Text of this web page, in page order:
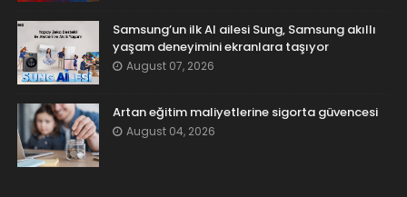
Samsung’un ilk AI ailesi Sung, Samsung akıllı
yaşam deneyimini ekranlara taşıyor
August 07, 2026
Artan eğitim maliyetlerine sigorta güvencesi
August 04, 2026